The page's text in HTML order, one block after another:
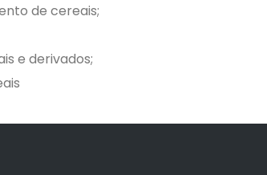
de cereais;
e derivados;